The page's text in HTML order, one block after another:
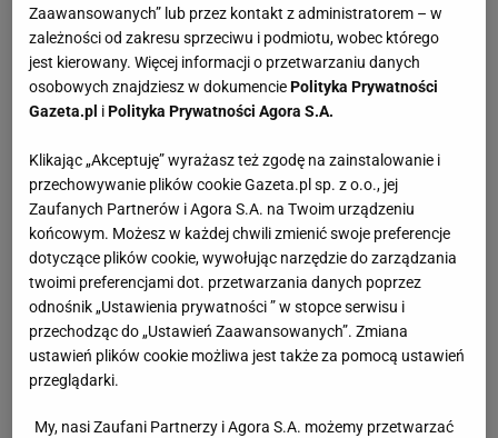
Obiad Dania mięsne Obiad niedzielny Dania z grilla
Polędwica wołowa - 4 steki po 11 dag, oczyszczone z
widocznego tłuszczu
Czosnek- 2 zmiażdżone ząbki
Pieprz czarny w ziarnach- 1.5 łyżeczki pokruszonego
Cebula- 1/4 posiekanej
Zaawansowanych” lub przez kontakt z administratorem – w
zależności od zakresu sprzeciwu i podmiotu, wobec którego
jest kierowany. Więcej informacji o przetwarzaniu danych
osobowych znajdziesz w dokumenciePolityka Prywatności
Gazeta.pl iPolityka Prywatności Agora S.A.
Klikając „Akceptuję” wyrażasz też zgodę na zainstalowanie i
przechowywanie plików cookie Gazeta.pl sp. z o.o., jej
Zaufanych Partnerów i Agora S.A. na Twoim urządzeniu
końcowym. Możesz w każdej chwili zmienić swoje preferencje
dotyczące plików cookie, wywołując narzędzie do zarządzania
twoimi preferencjami dot. przetwarzania danych poprzez
odnośnik „Ustawienia prywatności ” w stopce serwisu i
przechodząc do „Ustawień Zaawansowanych”. Zmiana
ustawień plików cookie możliwa jest także za pomocą ustawień
przeglądarki.
My, nasi Zaufani Partnerzy i Agora S.A. możemy przetwarzać